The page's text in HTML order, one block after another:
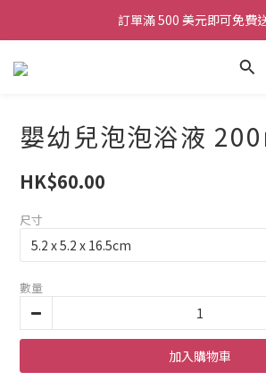
訂單滿 500 美元即可免費
嬰幼兒泡泡浴液
HK$60.00
尺寸
數量
加入購物車